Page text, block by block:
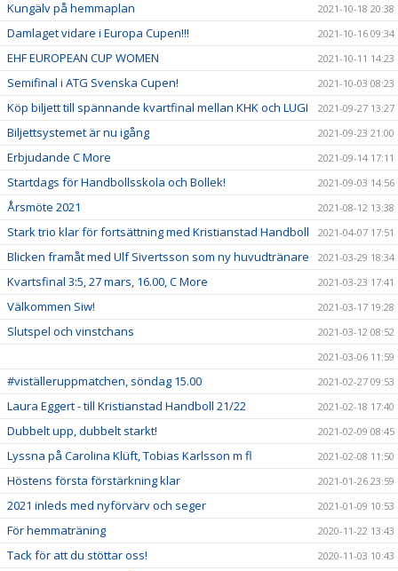
Kungälv på hemmaplan 2021-10-18 20:38
Damlaget vidare i Europa Cupen!!! 2021-10-16 09:34
EHF EUROPEAN CUP WOMEN 2021-10-11 14:23
Semifinal i ATG Svenska Cupen! 2021-10-03 08:23
Köp biljett till spännande kvartfinal mellan KHK och LUGI 2021-09-27 13:27
Biljettsystemet är nu igång 2021-09-23 21:00
Erbjudande C More 2021-09-14 17:11
Startdags för Handbollsskola och Bollek! 2021-09-03 14:56
Årsmöte 2021 2021-08-12 13:38
Stark trio klar för fortsättning med Kristianstad Handboll 2021-04-07 17:51
Blicken framåt med Ulf Sivertsson som ny huvudtränare 2021-03-29 18:34
Kvartsfinal 3:5, 27 mars, 16.00, C More 2021-03-23 17:41
Välkommen Siw! 2021-03-17 19:28
Slutspel och vinstchans
2021-03-12 08:52
2021-03-06 11:59
#viställeruppmatchen, söndag 15.00 2021-02-27 09:53
Laura Eggert - till Kristianstad Handboll 21/22 2021-02-18 17:40
Dubbelt upp, dubbelt starkt! 2021-02-09 08:45
Lyssna på Carolina Klüft, Tobias Karlsson m fl 2021-02-08 11:50
Höstens första förstärkning klar 2021-01-26 23:59
2021 inleds med nyförvärv och seger 2021-01-09 10:53
För hemmaträning 2020-11-22 13:43
Tack för att du stöttar oss! 2020-11-03 10:43